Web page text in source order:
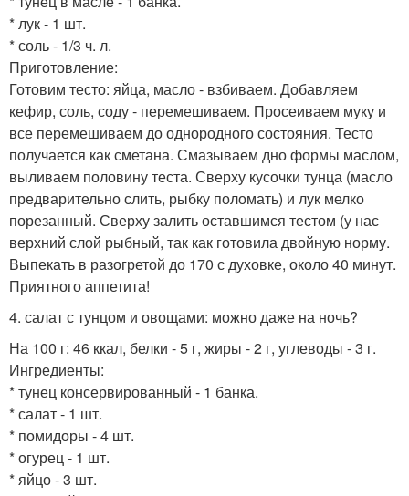
* лук - 1 шт.
* соль - 1/3 ч. л.
Приготовление:
Готовим тесто: яйца, масло - взбиваем. Добавляем
кефир, соль, соду - перемешиваем. Просеиваем муку и
все перемешиваем до однородного состояния. Тесто
получается как сметана. Смазываем дно формы маслом,
выливаем половину теста. Сверху кусочки тунца (масло
предварительно слить, рыбку поломать) и лук мелко
порезанный. Сверху залить оставшимся тестом (у нас
верхний слой рыбный, так как готовила двойную норму.
Выпекать в разогретой до 170 с духовке, около 40 минут.
Приятного аппетита!
4. салат с тунцом и овощами: можно даже на ночь?
На 100 г: 46 ккал, белки - 5 г, жиры - 2 г, углеводы - 3 г.
Ингредиенты:
* тунец консервированный - 1 банка.
* салат - 1 шт.
* помидоры - 4 шт.
* огурец - 1 шт.
* яйцо - 3 шт.